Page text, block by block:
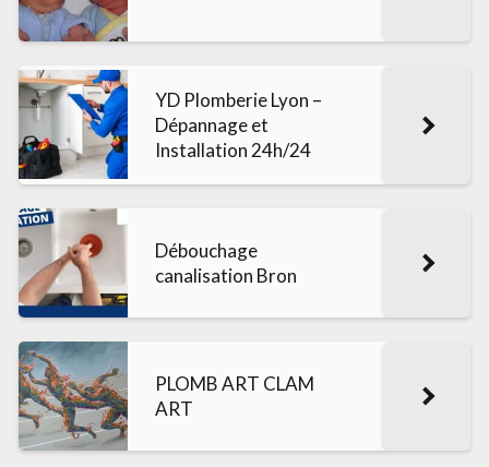
YD Plomberie Lyon –
Dépannage et
Installation 24h/24
Débouchage
canalisation Bron
PLOMB ART CLAM
ART